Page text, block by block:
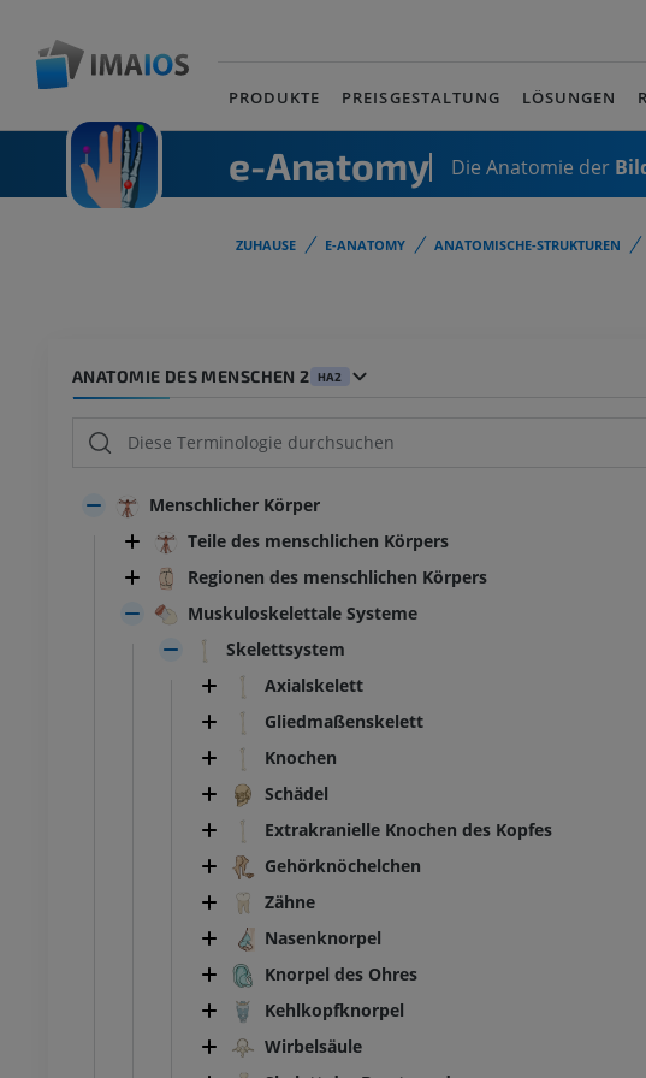
PRODUKTE PREISGESTALTUNG LÖSUNGEN
e-Anatomy Die Anatomie der
ZUHAUSE E-ANATOMY ANATOMISCHE-STRUKTUREN
ANATOMIE DES MENSCHEN 2 HA2
Menschlicher Körper
Teile des menschlichen Körpers
Regionen des menschlichen Körpers
Muskuloskelettale Systeme
Skelettsystem
Axialskelett
Gliedmaßenskelett
Knochen
Schädel
Extrakranielle Knochen des Kopfes
Gehörknöchelchen
Zähne
Nasenknorpel
Knorpel des Ohres
Kehlkopfknorpel
Wirbelsäule